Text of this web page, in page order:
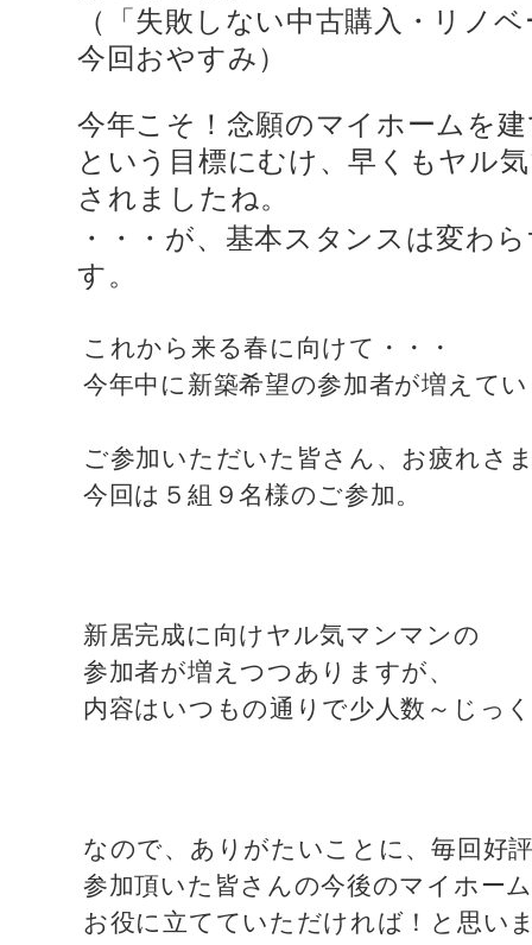
（「失敗しない中古購入・リノ
今回おやすみ）
今年こそ！念願のマイホームを
という目標にむけ、早くもヤル
されましたね。
・・・が、基本スタンスは変わ
す。
これから来る春に向けて・・・
今年中に新築希望の参加者が増えて
ご参加いただいた皆さん、お疲れ
今回は５組９名様のご参加。
新居完成に向けヤル気マンマンの
参加者が増えつつありますが、
内容はいつもの通りで少人数～じっ
なので、ありがたいことに、毎回好
参加頂いた皆さんの今後のマイホー
お役に立てていただければ！と思い